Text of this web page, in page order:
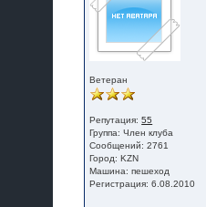
Ветеран
Репутация:55
Группа:Член клуба
Сообщений: 2761
Город: KZN
Машина: пешеход
Регистрация: 6.08.2010